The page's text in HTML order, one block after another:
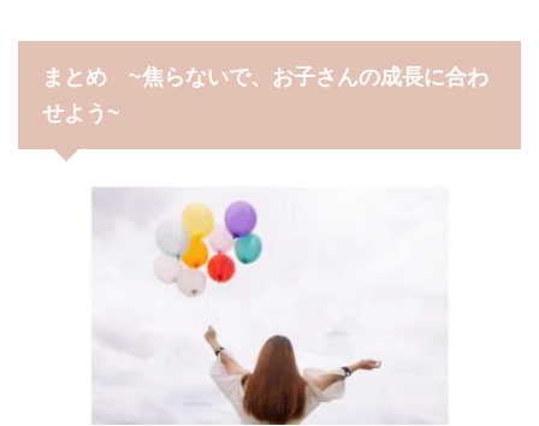
まとめ ~焦らないで、お子さんの成長に合わ
せよう~